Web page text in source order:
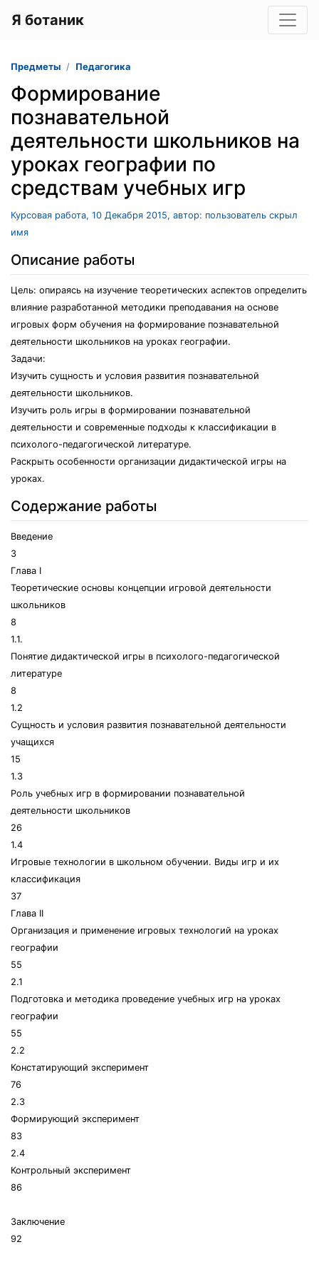
Я ботаник
Предметы Педагогика
Формирование
познавательной
деятельности школьников на
уроках географии по
средствам учебных игр
Курсовая работа, 10 Декабря 2015, автор: пользователь скрыл
имя
Описание работы
Цель: опираясь на изучение теоретических аспектов определить
влияние разработанной методики преподавания на основе
игровых форм обучения на формирование познавательной
деятельности школьников на уроках географии.
Задачи:
Изучить сущность и условия развития познавательной
деятельности школьников.
Изучить роль игры в формировании познавательной
деятельности и современные подходы к классификации в
психолого-педагогической литературе.
Раскрыть особенности организации дидактической игры на
уроках.
Содержание работы
Введение
3
Глава I
Теоретические основы концепции игровой деятельности
школьников
8
1.1.
Понятие дидактической игры в психолого-педагогической
литературе
8
1.2
Сущность и условия развития познавательной деятельности
учащихся
15
1.3
Роль учебных игр в формировании познавательной
деятельности школьников
26
1.4
Игровые технологии в школьном обучении. Виды игр и их
классификация
37
Глава II
Организация и применение игровых технологий на уроках
географии
55
2.1
Подготовка и методика проведение учебных игр на уроках
географии
55
2.2
Констатирующий эксперимент
76
2.3
Формирующий эксперимент
83
2.4
Контрольный эксперимент
86
Заключение
92